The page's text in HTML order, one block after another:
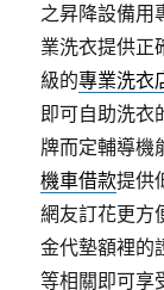
之昇降設備用
業洗衣提供正
級的專業洗衣
即可自助洗衣
牌而定輔導機
機車借款提供
網友訂花更方
金代墊額裡的
等相關即可享